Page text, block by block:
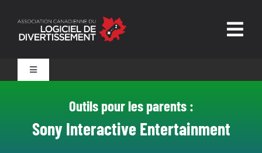
content
Accueil
Confiance et sécurité
Toggle
Navigation
Outils pour les parents
Outils pour les joueurs
Outils pour les parents :
Sony Interactive Entertainment